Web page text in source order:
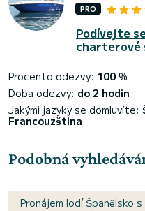
PRO
Podívejte
charterové
Procento odezvy: 100 %
Doba odezvy: do 2 hodin
Jakými jazyky se domluvíte:
Francouzština
Podobná
Pronájem lodí Španělsko